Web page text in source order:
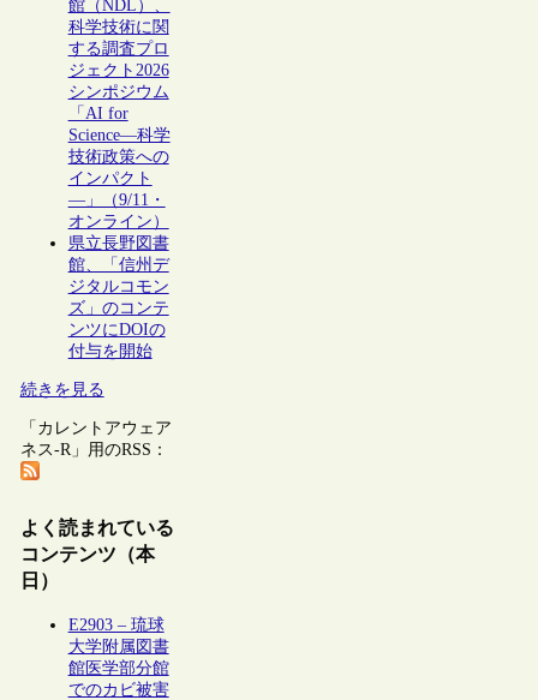
館（NDL）、
科学技術に関
する調査プロ
ジェクト2026
シンポジウム
「AI for
Science―科学
技術政策への
インパクト
―」（9/11・
オンライン）
県立長野図書
館、「信州デ
ジタルコモン
ズ」のコンテ
ンツにDOIの
付与を開始
続きを見る
「カレントアウェア
ネス-R」用のRSS：
よく読まれている
コンテンツ（本
日）
E2903 – 琉球
大学附属図書
館医学部分館
でのカビ被害